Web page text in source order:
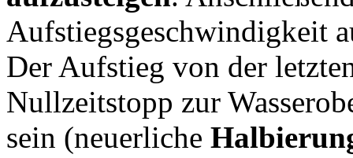
Aufstiegsgeschwindigkeit
Der Aufstieg von der
Nullzeitstopp zur
sein (neuerliche